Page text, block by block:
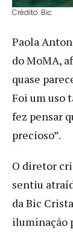
Crédito: Bic
Paola
do MoMA,
quase
Foi um uso
fez pensar
precioso”.
O diretor
sentiu
da Bic
iluminação